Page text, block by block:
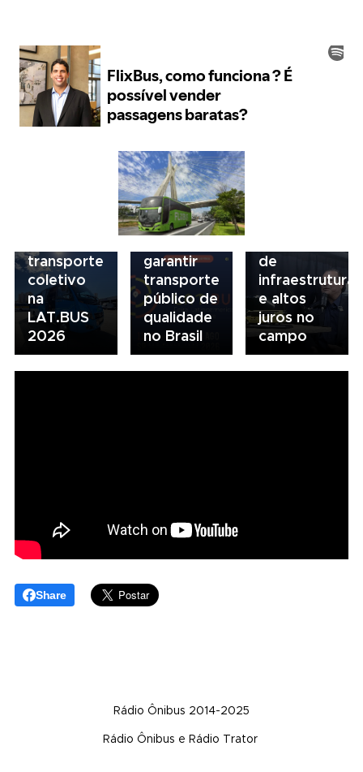
07/08/2026
Marcopolo
reforça
descarbonização
financiamento
transporte
coletivo
na
LAT.BUS
2026
06/08/2026
Seminário
Nacional
debate
novo
modelo
de
financiamento
garantir
transporte
público de
qualidade
no Brasil
de
infraestrutura
e altos
juros no
campo
Share
Rádio Ônibus 2014-2025
Rádio Ônibus e Rádio Trator